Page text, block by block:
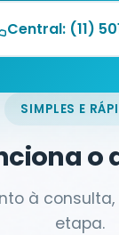
Central: (11)
SIMPLES E
o
à
etapa.